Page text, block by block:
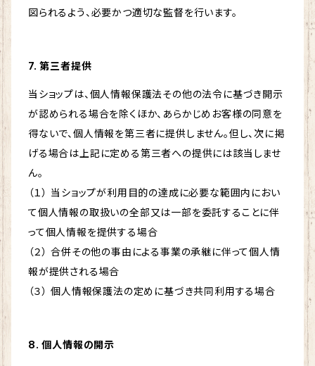
図られるよう、必要かつ適切な監督を行います。
7. 第三者提供
当ショップは、個人情報保護法その他の法令に基づき開示
が認められる場合を除くほか、あらかじめお客様の同意を
得ないで、個人情報を第三者に提供しません。但し、次に掲
げる場合は上記に定める第三者への提供には該当しませ
ん。
（１） 当ショップが利用目的の達成に必要な範囲内におい
て個人情報の取扱いの全部又は一部を委託することに伴
って個人情報を提供する場合
（２） 合併その他の事由による事業の承継に伴って個人情
報が提供される場合
（３） 個人情報保護法の定めに基づき共同利用する場合
8. 個人情報の開示